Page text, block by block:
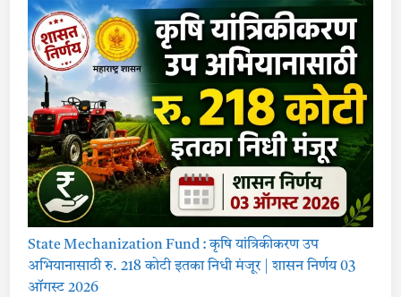
State Mechanization Fund : कृषि यांत्रिकीकरण उप
अभियानासाठी रु. 218 कोटी इतका निधी मंजूर | शासन निर्णय 03
ऑगस्ट 2026